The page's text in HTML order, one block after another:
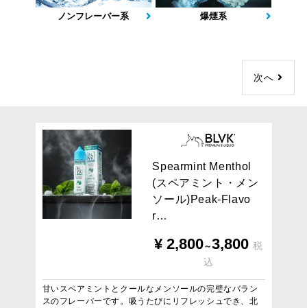
ノンフレーバー系 爆煙系
次へ
Spearmint Mentho
(スペア ミ ン ト ・ メ ン
ソ ー ル)Pea k-F lavo
r…
¥2,800～3,800税
込
甘いスペアミントとクールなメンソールの完璧なバラン
スのフレーバーです。吸うたびにリフレッシュでき、北